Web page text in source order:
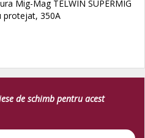
Mig-Mag TELWIN SUPERMIG
protejat, 350A
de schimb pentru acest